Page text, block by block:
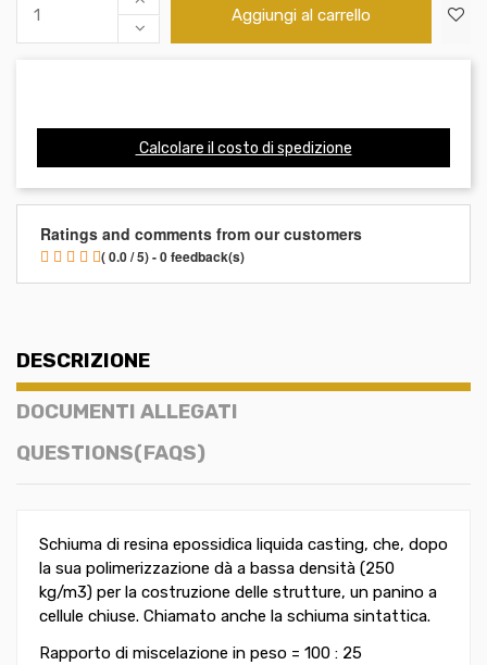
Aggiungi al carrello
Calcolare il costo di spedizione
Ratings and comments from our customers
( 0.0 / 5) - 0 feedback(s)
DESCRIZIONE
DOCUMENTI ALLEGATI
QUESTIONS(FAQS)
Schiuma di resina epossidica liquida casting, che, dopo
la sua polimerizzazione dà a bassa densità (250
kg/m3) per la costruzione delle strutture, un panino a
cellule chiuse. Chiamato anche la schiuma sintattica.
Rapporto di miscelazione in peso = 100 : 25